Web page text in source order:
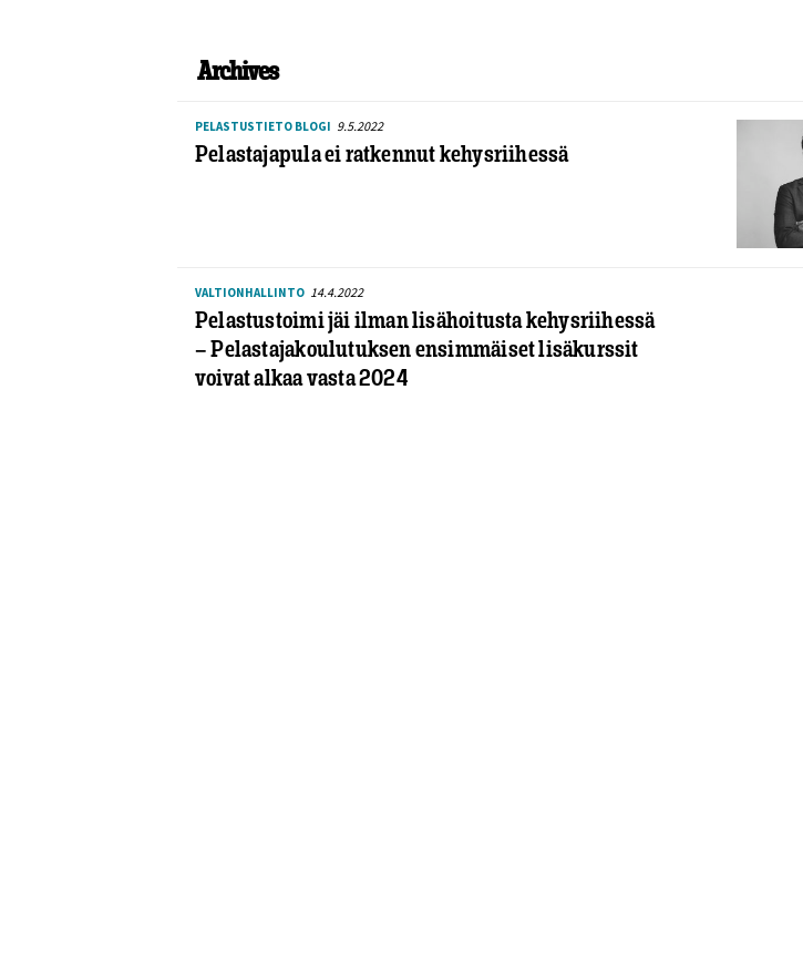
Archives
PELASTUSTIETO BLOGI 9.5.2022
Pelastajapula ei ratkennut kehysriihessä
VALTIONHALLINTO 14.4.2022
Pelastustoimi jäi ilman lisähoitusta kehysriihessä
— Pelastajakoulutuksen ensimmäiset lisäkurssit
voivat alkaa vasta 2024